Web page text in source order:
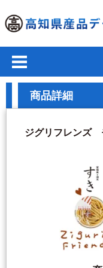
商品詳細
ジグリフレンズ